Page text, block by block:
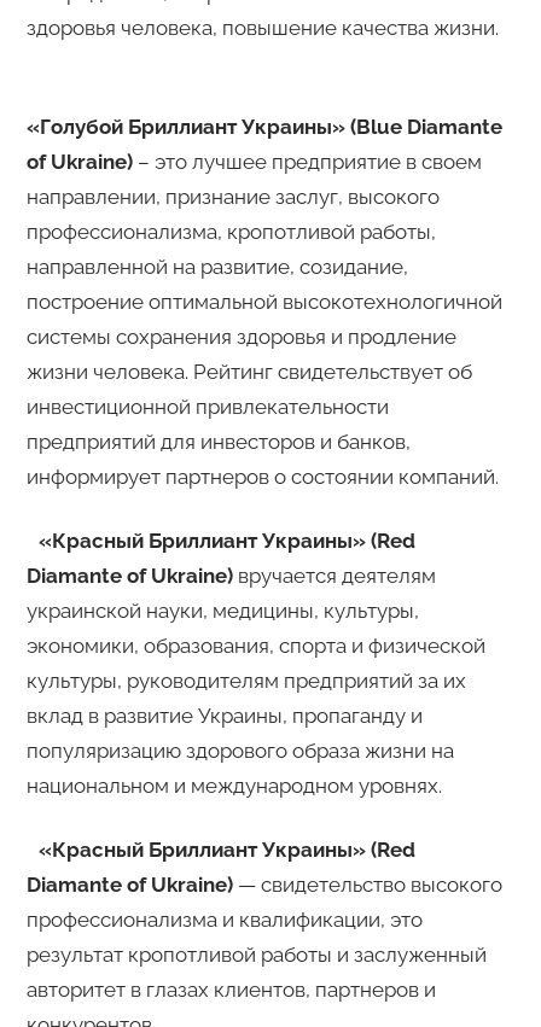
здоровья человека, повышение качества жизни.
«Голубой Бриллиант Украины» (Blue Diamante
of Ukraine)– это лучшее предприятие в своем
направлении, признание заслуг, высокого
профессионализма, кропотливой работы,
направленной на развитие, созидание,
построение оптимальной высокотехнологичной
системы сохранения здоровья и продление
жизни человека. Рейтинг свидетельствует об
инвестиционной привлекательности
предприятий для инвесторов и банков,
информирует партнеров о состоянии компаний.
«Красный Бриллиант Украины» (Red
Diamante of Ukraine)вручается деятелям
украинской науки, медицины, культуры,
экономики, образования, спорта и физической
культуры, руководителям предприятий за их
вклад в развитие Украины, пропаганду и
популяризацию здорового образа жизни на
национальном и международном уровнях.
«Красный Бриллиант Украины» (Red
Diamante of Ukraine) — свидетельство высокого
профессионализма и квалификации, это
результат кропотливой работы и заслуженный
авторитет в глазах клиентов, партнеров и